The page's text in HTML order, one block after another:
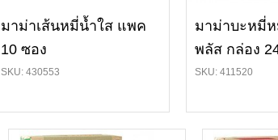
มาม่าเส้นหมี่น้ำใส แพค
10 ซอง
SKU: 430553
มาม่าบะหมี่
พลัส กล่อง
SKU: 411520